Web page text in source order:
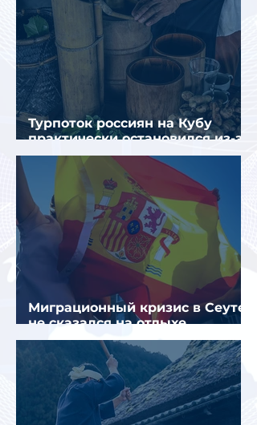
Турпоток россиян на Кубу
практически остановился из-за
отсутствия прямых рейсов
Миграционный кризис в Сеуте
не сказался на отдыхе
российских туристов в Испании